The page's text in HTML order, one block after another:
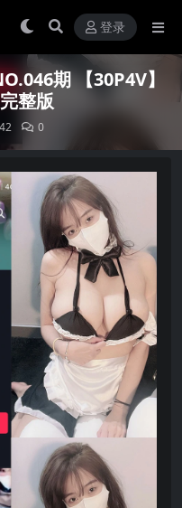
登录
期 【30P4V】
整版
0